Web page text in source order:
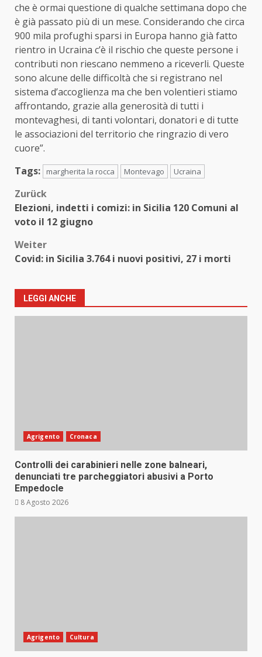
che è ormai questione di qualche settimana dopo che
è già passato più di un mese. Considerando che circa
900 mila profughi sparsi in Europa hanno già fatto
rientro in Ucraina c’è il rischio che queste persone i
contributi non riescano nemmeno a riceverli. Queste
sono alcune delle difficoltà che si registrano nel
sistema d’accoglienza ma che ben volentieri stiamo
affrontando, grazie alla generosità di tutti i
montevaghesi, di tanti volontari, donatori e di tutte
le associazioni del territorio che ringrazio di vero
cuore”.
Tags:
margherita la rocca Montevago Ucraina
Beitragsnavigation
Zurück
Elezioni, indetti i comizi: in Sicilia 120 Comuni al
voto il 12 giugno
Weiter
Covid: in Sicilia 3.764 i nuovi positivi, 27 i morti
LEGGI ANCHE
Agrigento Cronaca
Controlli dei carabinieri nelle zone balneari,
denunciati tre parcheggiatori abusivi a Porto
Empedocle
8 Agosto 2026
Agrigento Cultura